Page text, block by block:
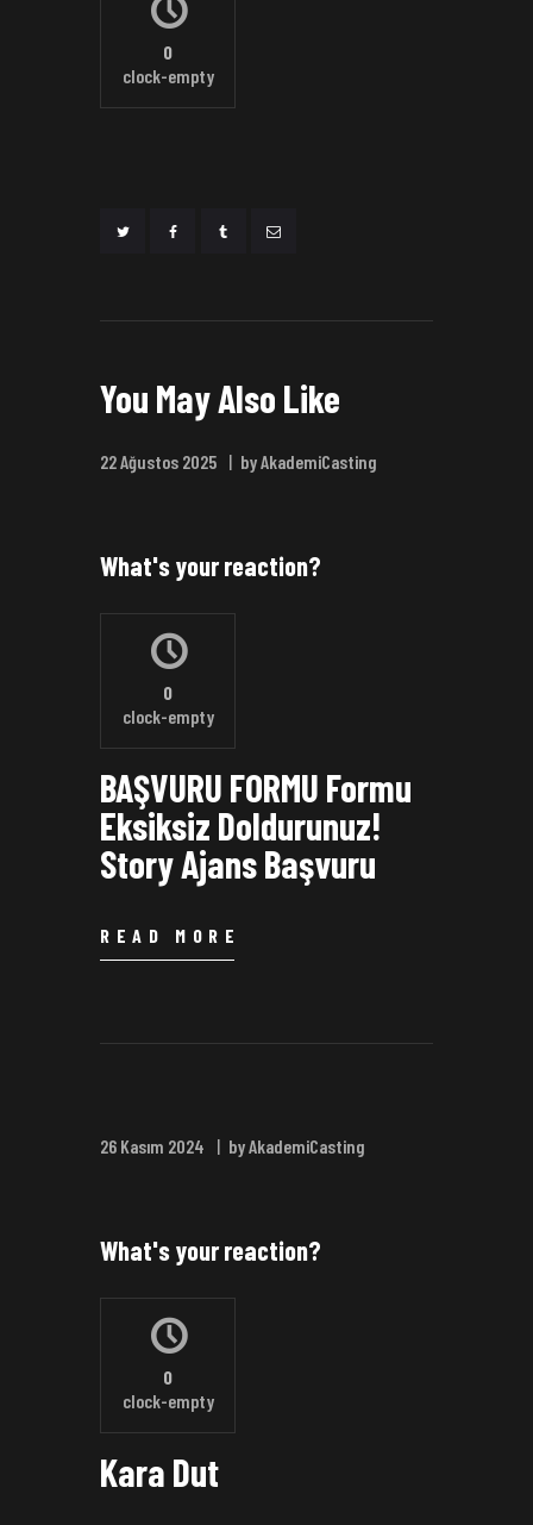
0
clock-empty
You May Also Like
22 Ağustos 2025 by AkademiCasting
What's your reaction?
0
clock-empty
BAŞVURU FORMU Formu
Eksiksiz Doldurunuz!
Story Ajans Başvuru
READ MORE
26 Kasım 2024 by AkademiCasting
What's your reaction?
0
clock-empty
Kara Dut